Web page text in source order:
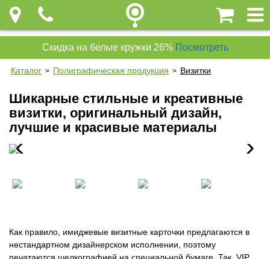
Скидка на белые кружки 26% Посмотреть
Каталог > Полиграфическая продукция > Визитки
Шикарные стильные и креативные
визитки, оригинальный дизайн,
лучшие и красивые материалы
Как правило, имиджевые визитные карточки предлагаются в
нестандартном дизайнерском исполнении, поэтому
печатаются шелкографией на специальной бумаге. Так, VIP